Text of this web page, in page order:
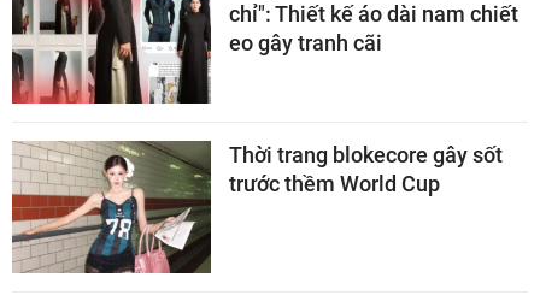
chỉ": Thiết kế áo dài nam chiết
eo gây tranh cãi
Thời trang blokecore gây sốt
trước thềm World Cup